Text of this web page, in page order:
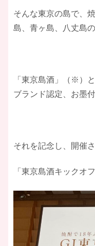
そんな東京の島で、
島、青ヶ島、八丈島
「東京島酒」（※）
ブランド認定、お墨
それを記念し、開催さ
「東京島酒キックオ